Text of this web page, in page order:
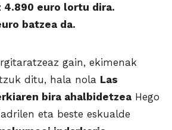
4.890 euro lortu dira.
batzea da.
gain, ekimenak
ditu, hala nola Las
bira ahalbidetzea Hego
eta beste eskualde